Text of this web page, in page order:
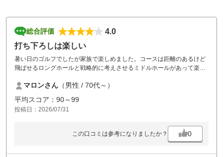
総合評価
4.0
打ち下ろしは楽しい
暑い日のゴルフでしたが家族で楽しめました。コースは距離のあるけど
飛ばせるロングホールと戦略的に考えさせるミドルホールがあって楽し
ろす景色は絶景でした。またプレーしたいコースです。昼食はメニュー
をもう少し増やして欲しいですね。
マロンさん （男性 / 70代～）
平均スコア：90～99
投稿日：2026/07/31
この口コミは参考になりましたか？ 0